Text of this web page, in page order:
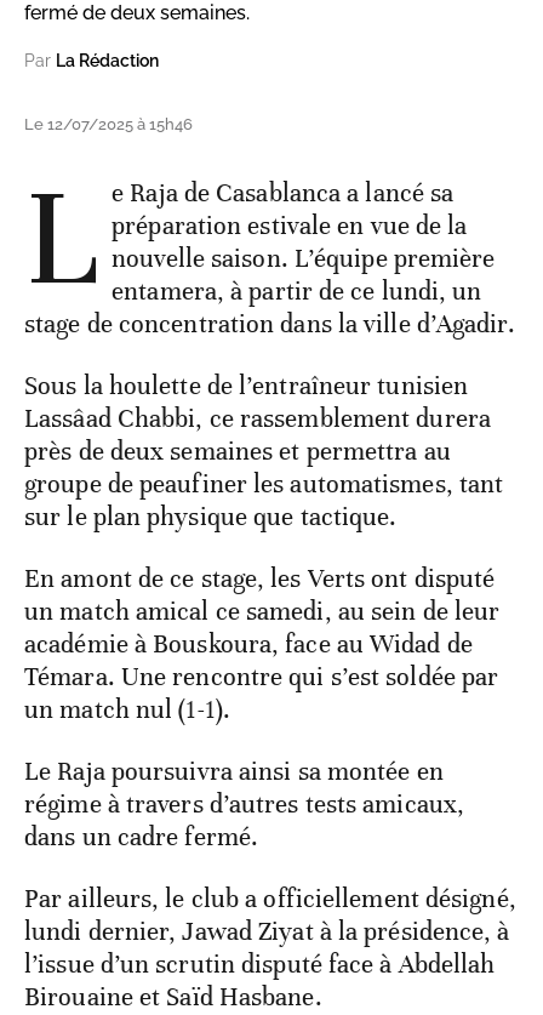
fermé de deux semaines.
Par La Rédaction
Le 12/07/2025 à 15h46
L e Raja de Casablanca a lancé sa
préparation estivale en vue de la
nouvelle saison. L’équipe première
entamera, à partir de ce lundi, un
stage de concentration dans la ville d’Agadir.
Sous la houlette de l’entraîneur tunisien
Lassâad Chabbi, ce rassemblement durera
près de deux semaines et permettra au
groupe de peaufiner les automatismes, tant
sur le plan physique que tactique.
En amont de ce stage, les Verts ont disputé
un match amical ce samedi, au sein de leur
académie à Bouskoura, face au Widad de
Témara. Une rencontre qui s’est soldée par
un match nul (1-1).
Le Raja poursuivra ainsi sa montée en
régime à travers d’autres tests amicaux,
dans un cadre fermé.
Par ailleurs, le club a officiellement désigné,
lundi dernier, Jawad Ziyat à la présidence, à
l’issue d’un scrutin disputé face à Abdellah
Birouaine et Saïd Hasbane.